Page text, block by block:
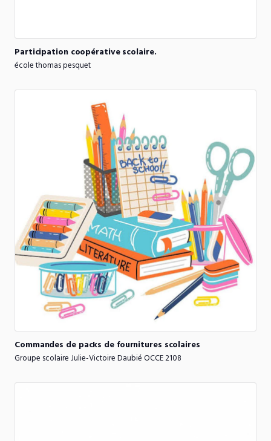
Participation coopérativescolaire.
école thomas pesquet
Commandes de packs de fournitures scolaires
Groupe scolaire Julie-Victoire Daubié OCCE 2108